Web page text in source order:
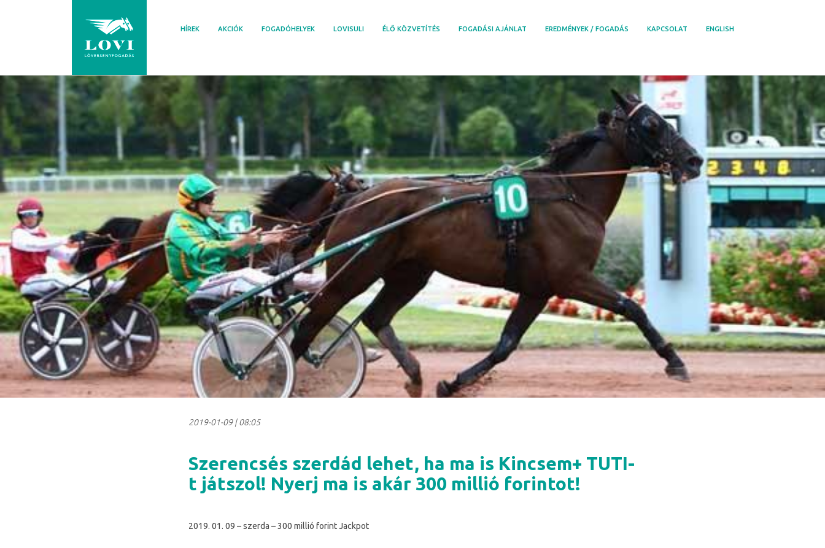
HÍREK AKCIÓK FOGADÓHELYEK LOVISULI ÉLŐ KÖZVETÍTÉS FOGADÁSI AJÁNLAT EREDMÉNYEK / FOGADÁS KAPCSOLAT ENGLISH
2019-01-09|08:05
Szerencsés szerdád lehet, ha ma is Kincsem+ TUTI-
t játszol! Nyerj ma is akár 300 millió forintot!
2019. 01. 09 – szerda – 300 millió forint Jackpot